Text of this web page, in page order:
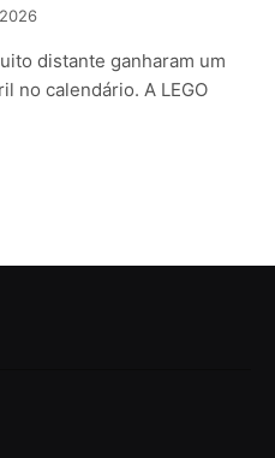
distante ganharam um
no calendário. A LEGO